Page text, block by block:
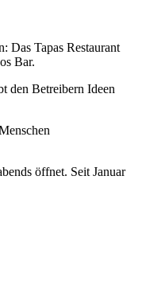
Das Tapas Restaurant
Bar.
den Betreibern Ideen
öffnet. Seit Januar